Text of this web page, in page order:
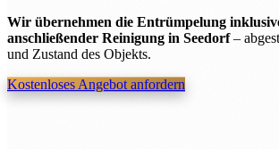
Wir übernehmen die Entrümpelung
anschließender Reinigung in Seedorf–
und Zustand des Objekts.
Kostenloses Angebot anfordern